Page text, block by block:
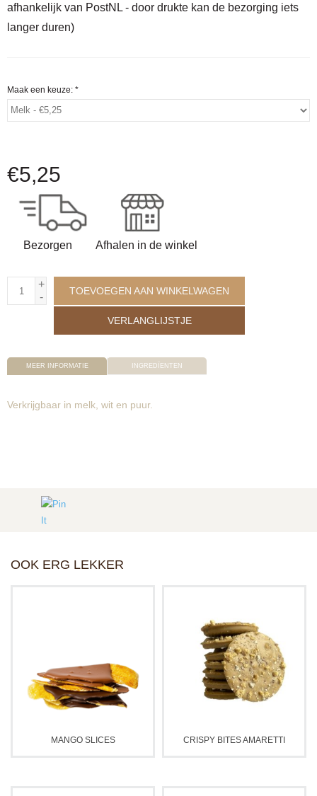
afhankelijk van PostNL - door drukte kan de bezorging iets
langer duren)
Maak een keuze: *
€5,25
Bezorgen Afhalen in de winkel
+
-
TOEVOEGEN AAN WINKELWAGEN
VERLANGLIJSTJE
MEER INFORMATIE INGREDÏENTEN
Verkrijgbaar in melk, wit en puur.
OOK ERG LEKKER
MANGO SLICES CRISPY BITES AMARETTI